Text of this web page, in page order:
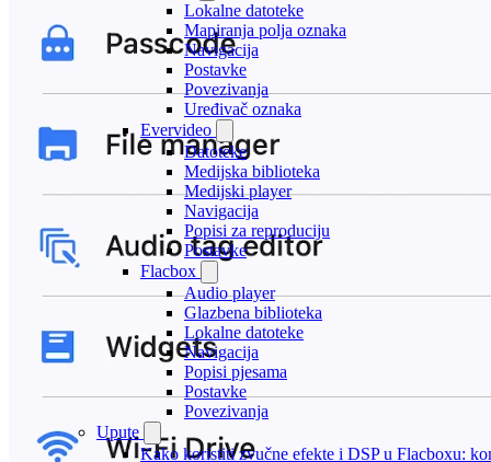
Lokalne datoteke
Mapiranja polja oznaka
Navigacija
Postavke
Povezivanja
Uređivač oznaka
Evervideo
Datoteke
Medijska biblioteka
Medijski player
Navigacija
Popisi za reproduciju
Postavke
Flacbox
Audio player
Glazbena biblioteka
Lokalne datoteke
Navigacija
Popisi pjesama
Postavke
Povezivanja
Upute
Kako koristiti zvučne efekte i DSP u Flacboxu: